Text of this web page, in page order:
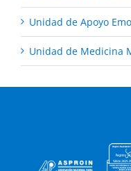
Unidad de Apoyo
Unidad de Medicina